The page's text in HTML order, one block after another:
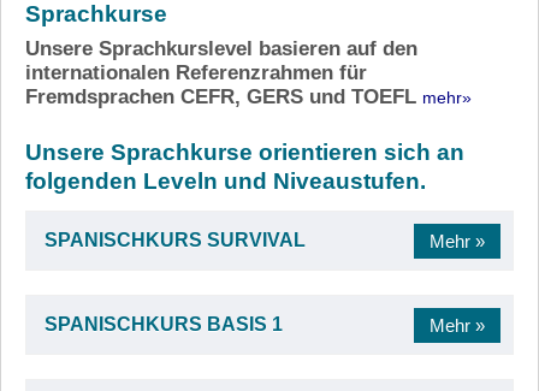
Sprachkurse
Unsere Sprachkurslevel basieren auf den
internationalen Referenzrahmen für
Fremdsprachen CEFR, GERS und TOEFL mehr»
Unsere Sprachkurse orientieren sich an
folgenden Leveln und Niveaustufen.
SPANISCHKURS SURVIVAL
SPANISCHKURS BASIS 1